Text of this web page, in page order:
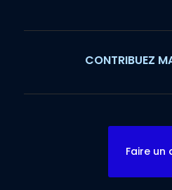
CONTRIBUEZ
Faire un